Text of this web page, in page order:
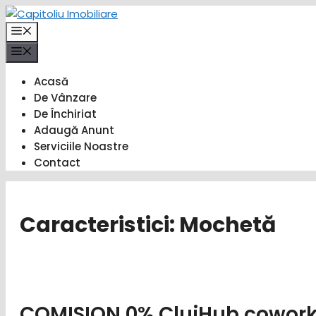
Sari
la
conținut
Acasă
De Vânzare
De Închiriat
Adaugă Anunt
Serviciile Noastre
Contact
Caracteristici: Mochetă